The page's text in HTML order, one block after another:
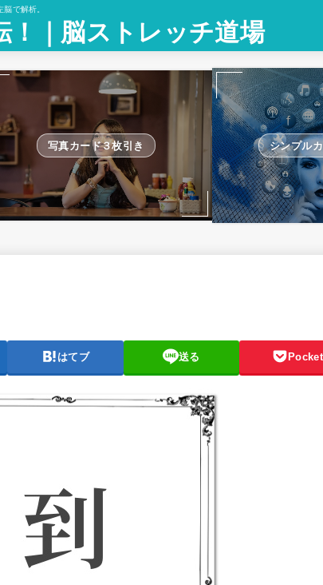
で解析。
！｜脳ストレッチ道場
写真カード３枚引き シンプル
はてブ 送る Pocket